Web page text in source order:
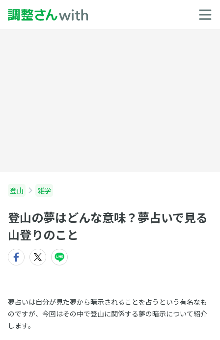
登山 雑学
登山の夢はどんな意味？夢占いで見る
山登りのこと
夢占いは自分が見た夢から暗示されることを占うという有名なも
のですが、今回はその中で登山に関係する夢の暗示について紹介
します。